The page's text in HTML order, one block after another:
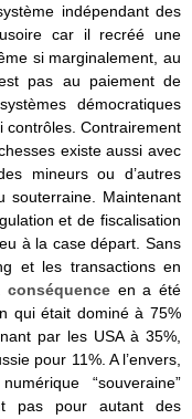
indépendant des
car il recréé une
si marginalement, au
pas au paiement de
démocratiques
contrôles. Contrairement
existe aussi avec
mineurs ou d’autres
souterraine. Maintenant
et de fiscalisation
à la case départ. Sans
et les transactions en
conséquenceen a été
qui était dominé à 75%
par les USA à 35%,
pour 11%. A l’envers,
“souveraine”
pas pour autant des